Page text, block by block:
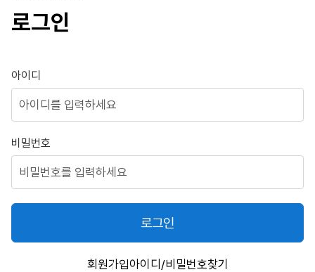
넷
접
수
센
로그인
로그인
아이디
비밀번호
로그인
회원가입아이디/비밀번호찾기